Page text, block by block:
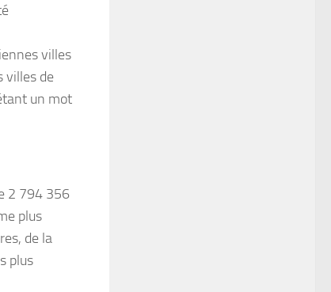
villes
villes de
un mot
2 794 356
plus
de la
plus